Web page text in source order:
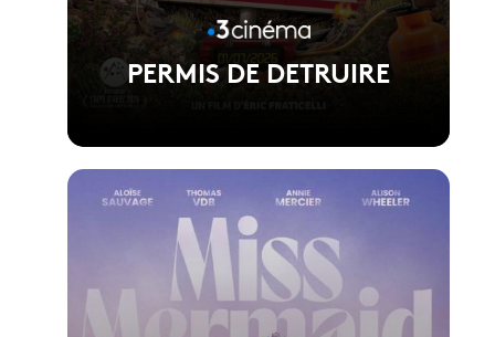
PERMIS DE DETRUIRE
Réalisé par Eric Fraticelli
Voir la fiche du film